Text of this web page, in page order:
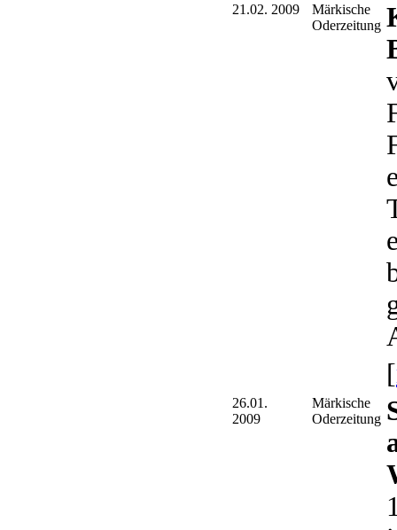
21.02. 2009
Märkische
Oderzeitung
[
26.01.
2009
Märkische
Oderzeitung